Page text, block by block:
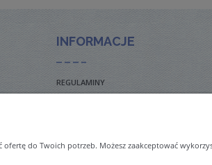
INFORMACJE
REGULAMINY
do Twoich potrzeb. Możesz zaakceptować